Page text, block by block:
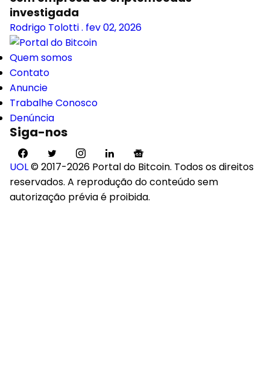
investigada
Rodrigo Tolotti. fev 02, 2026
Quem somos
Contato
Anuncie
Trabalhe Conosco
Denúncia
Siga-nos
UOL© 2017-2026 Portal do Bitcoin. Todos os direitos
reservados. A reprodução do conteúdo sem
autorização prévia é proibida.